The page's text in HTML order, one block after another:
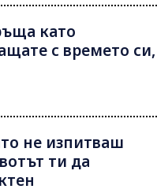
като
с времето си,
не изпитваш
ти да